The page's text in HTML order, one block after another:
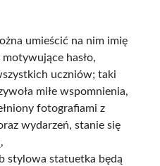
umieścić na nim imię
hasło,
uczniów; taki
miłe wspomnienia,
fotografiami z
wydarzeń, stanie się
stylowa statuetka będą